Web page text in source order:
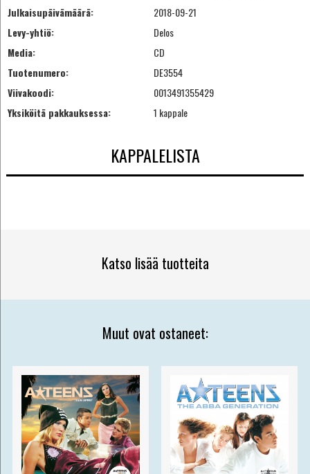
Julkaisupäivämäärä:
2018-09-21
Levy-yhtiö:
Delos
Media:
CD
Tuotenumero:
DE3554
Viivakoodi:
0013491355429
Yksiköitä pakkauksessa:
1 kappale
KAPPALELISTA
Katso lisää tuotteita
Muut ovat ostaneet: